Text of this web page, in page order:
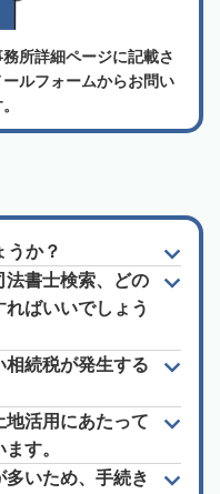
所詳細ページに記載さ
ルフォームからお問い
うか？
法書士検索、どの
ばいいでしょう
続税が発生する
地活用にあたって
す。
いため、手続き